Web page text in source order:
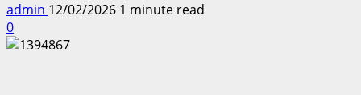
admin 12/02/2026 1 minute read
0